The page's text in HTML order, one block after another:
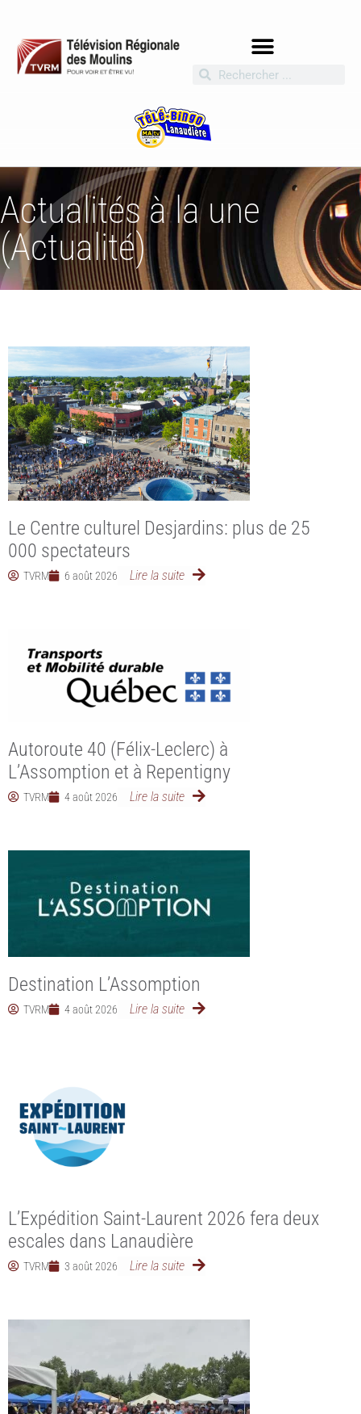
Actualités à la une
(Actualité)
Le Centre culturel Desjardins: plus de 25
000 spectateurs
TVRM 6 août 2026 Lire la suite
Autoroute 40 (Félix-Leclerc) à
L’Assomption et à Repentigny
TVRM 4 août 2026 Lire la suite
Destination L’Assomption
TVRM 4 août 2026 Lire la suite
L’Expédition Saint-Laurent 2026 fera deux
escales dans Lanaudière
TVRM 3 août 2026 Lire la suite